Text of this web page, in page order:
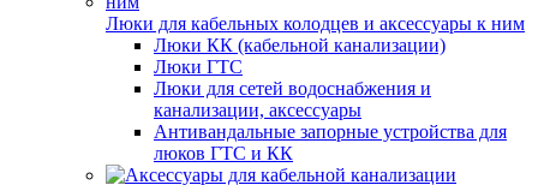
Люки для кабельных колодцев и аксессуары к ним
Люки КК (кабельной канализации)
Люки ГТС
Люки для сетей водоснабжения и
канализации, аксессуары
Антивандальные запорные устройства для
люков ГТС и КК